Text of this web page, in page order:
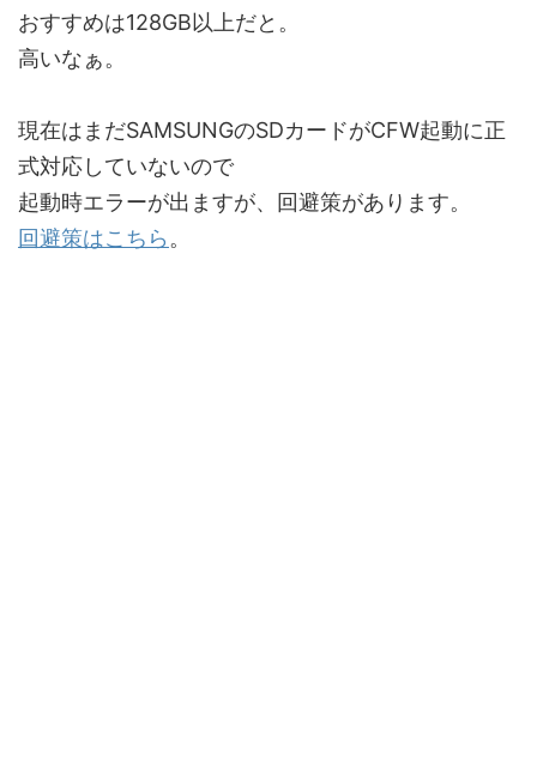
おすすめは128GB以上だと。
高いなぁ。
現在はまだSAMSUNGのSDカードがCFW起動に正
式対応していないので
起動時エラーが出ますが、回避策があります。
回避策はこちら 。